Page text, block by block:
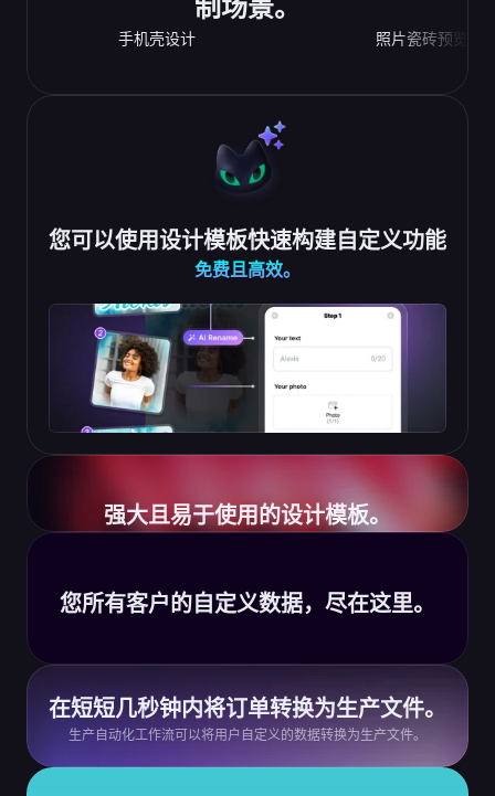
制场景。
手机壳设计 照片瓷砖预览
您可以使用设计模板快速构建自定义功能
免费且高效。
强大且易于使用的设计模板。
您所有客户的自定义数据，尽在这里。
在短短几秒钟内将订单转换为生产文件。
生产自动化工作流可以将用户自定义的数据转换为生产文件。